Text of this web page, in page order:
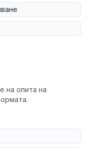
на опита на